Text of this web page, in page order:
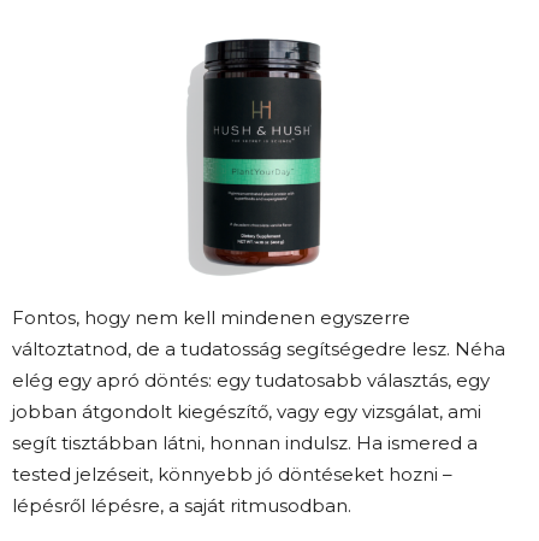
Fontos, hogy nem kell mindenen egyszerre
változtatnod, de a tudatosság segítségedre lesz. Néha
elég egy apró döntés: egy tudatosabb választás, egy
jobban átgondolt kiegészítő, vagy egy vizsgálat, ami
segít tisztábban látni, honnan indulsz. Ha ismered a
tested jelzéseit, könnyebb jó döntéseket hozni –
lépésről lépésre, a saját ritmusodban.